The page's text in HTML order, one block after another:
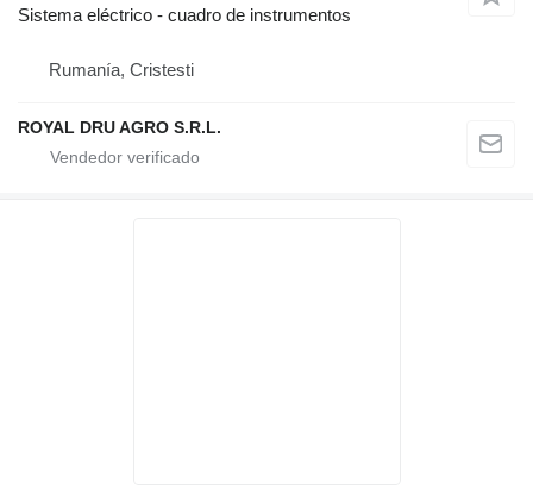
Sistema eléctrico - cuadro de instrumentos
Rumanía, Cristesti
ROYAL DRU AGRO S.R.L.